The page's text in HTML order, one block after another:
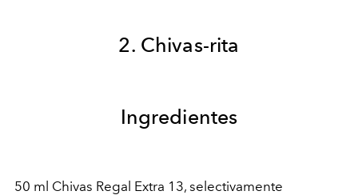
2. Chivas-rita
Ingredientes
50 ml Chivas Regal Extra 13, selectivamente